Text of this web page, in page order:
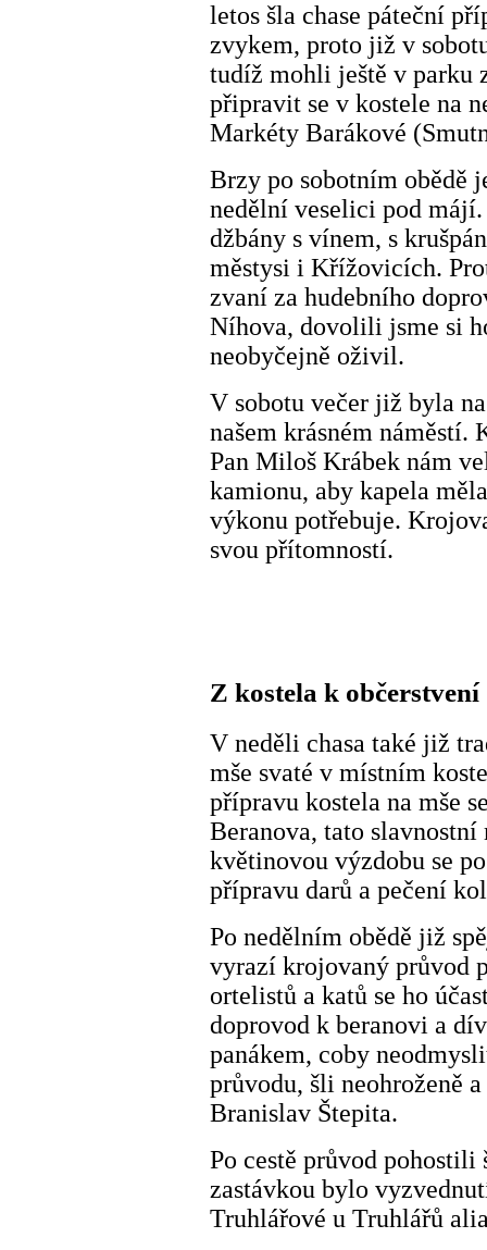
letos šla chase páteční
zvykem, proto již v
tudíž mohli ještě v parku
připravit se v kostele na
Markéty Barákové
Brzy po sobotním obědě
nedělní veselici pod májí.
džbány s vínem, s
městysi i Křížovicích.
zvaní za hudebního
Níhova, dovolili jsme si
neobyčejně oživil.
V sobotu večer již byla
našem krásném náměstí.
Pan Miloš Krábek nám
kamionu, aby kapela
výkonu potřebuje.
svou přítomností.
Z kostela k občerstvení
V neděli chasa také již
mše svaté v místním
přípravu kostela na mše
Beranova, tato
květinovou výzdobu se
přípravu darů a pečení
Po nedělním obědě již
vyrazí krojovaný průvod
ortelistů a katů se ho
doprovod k beranovi a
panákem, coby
průvodu, šli neohroženě
Branislav Štepita.
Po cestě průvod
zastávkou bylo
Truhlářové u Truhlářů